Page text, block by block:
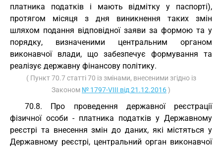
платника податків і мають відмітку у паспорті),
протягом місяця з дня виникнення таких змін
шляхом подання відповідної заяви за формою та у
порядку, визначеними центральним органом
виконавчої влади, що забезпечує формування та
реалізує державну фінансову політику.
( Пункт 70.7 статті 70 із змінами, внесеними згідно із
Законом № 1797-VIII від 21.12.2016)
70.8. Про проведення державної реєстрації
фізичної особи - платника податків у Державному
реєстрі та внесення змін до даних, які містяться у
Державному реєстрі, центральний орган виконавчої